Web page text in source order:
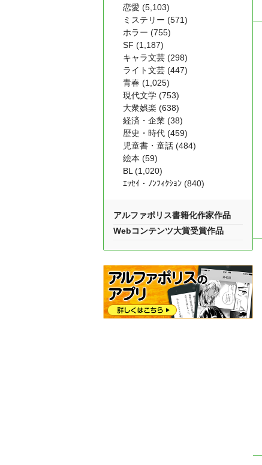
恋愛 (5,103)
ミステリー (571)
ホラー (755)
SF (1,187)
キャラ文芸 (298)
ライト文芸 (447)
青春 (1,025)
現代文学 (753)
大衆娯楽 (638)
経済・企業 (38)
歴史・時代 (459)
児童書・童話 (484)
絵本 (59)
BL (1,020)
ｴｯｾｲ・ﾉﾝﾌｨｸｼｮﾝ (840)
アルファポリス書籍化作家作品
Webコンテンツ大賞受賞作品